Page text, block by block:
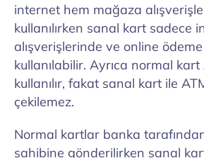
internet hem mağaza
kullanılırken sanal kart sadece
alışverişlerinde ve online
kullanılabilir. Ayrıca normal kart
kullanılır, fakat sanal kart ile
çekilemez.
Normal kartlar banka
sahibine gönderilirken sanal